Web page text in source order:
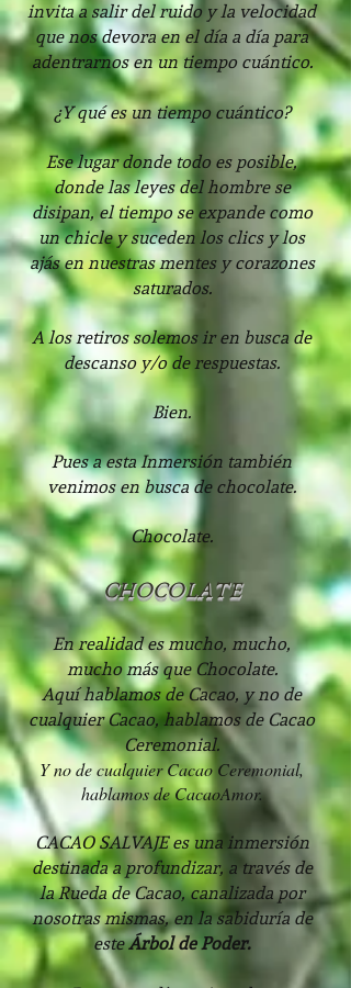
invita a salir del ruido y la velocidad
que nos devora en el día a día para
adentrarnos en un tiempo cuántico.
¿Y qué es un tiempo cuántico?
Ese lugar donde todo es posible,
donde las leyes del hombre se
disipan, el tiempo se expande como
un chicle y suceden los clics y los
ajás en nuestras mentes y corazones
saturados.
A los retiros solemos ir en busca de
descanso y/o de respuestas.
Bien.
Pues a estaInmersión también
venimos en busca de chocolate.
Chocolate.
CHOCOLATE
En realidad es mucho, mucho,
mucho más que Chocolate.
Aquí hablamos de Cacao, y no de
cualquier Cacao, hablamos de Cacao
Ceremonial.
Y no de cualquier Cacao Ceremonial,
hablamos de CacaoAmor.
CACAO SALVAJE es una inmersión
destinada a profundizar, a través de
la Rueda de Cacao, canalizada por
nosotras mismas, en la sabiduría de
esteÁrbol de Poder.